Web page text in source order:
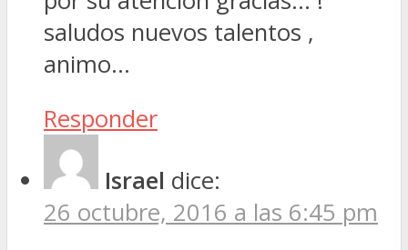
saludos nuevos talentos ,
animo…
Responder
Israel dice:
26 octubre, 2016 a las 6:45 pm